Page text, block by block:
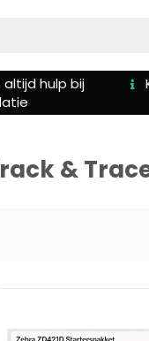
hulp bij
&